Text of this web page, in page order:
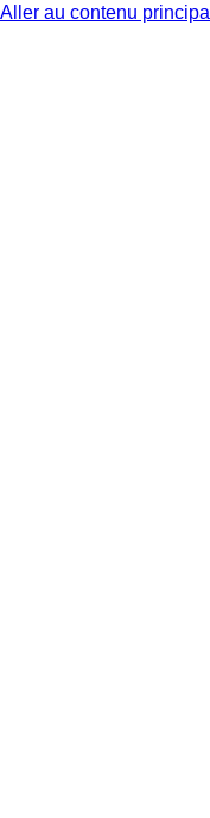
Aller au contenu principal